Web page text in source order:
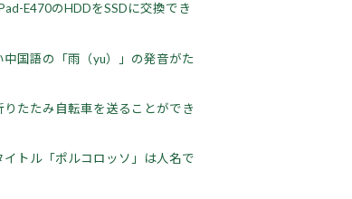
E470のHDDをSSDに交換でき
中国語の「雨（yu）」の発音がた
りたたみ自転車を送ることができ
イトル「ポルコロッソ」は人名で